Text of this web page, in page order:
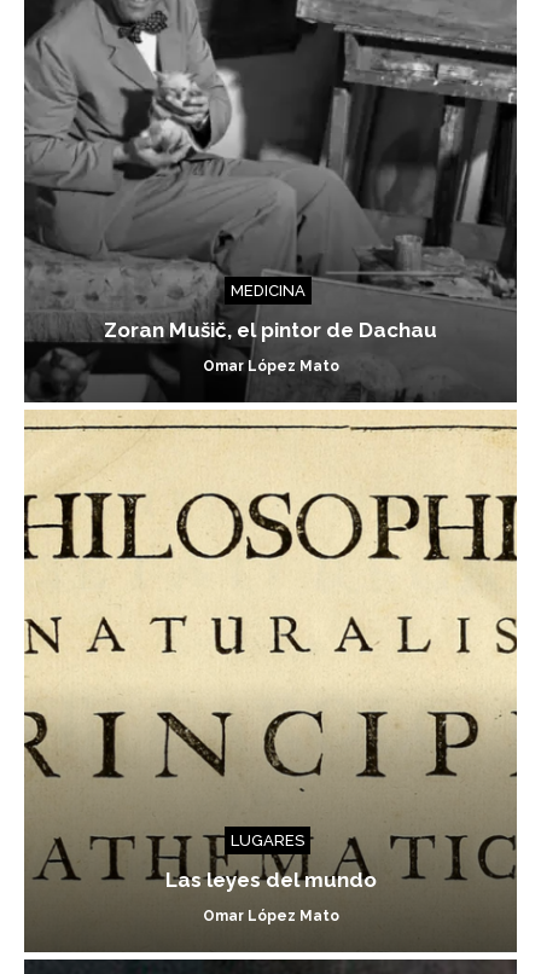
MEDICINA
Zoran Mušič, el pintor de Dachau
Omar López Mato
LUGARES
Las leyes del mundo
Omar López Mato